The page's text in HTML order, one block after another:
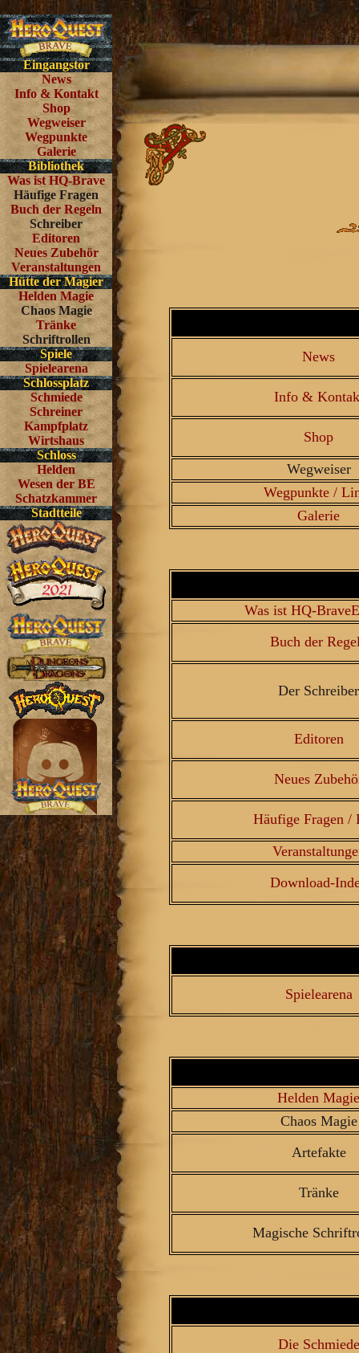
Eingangstor
News
Info & Kontakt
Shop
Wegweiser
Wegpunkte
Galerie
Bibliothek
Was ist HQ-Brave
Häufige Fragen
Buch der Regeln
Schreiber
Editoren
Neues Zubehör
Veranstaltungen
Hütte der Magier
Helden Magie
Chaos Magie
Tränke
Schriftrollen
Spiele
Spielearena
Schlossplatz
Schmiede
Schreiner
Kampfplatz
Wirtshaus
Schloss
Helden
Wesen der BE
Schatzkammer
Stadtteile
News
Info &
Shop
Wegweiser
Wegpunkte /
Galerie
Was ist HQ-
Buch der
Der Schreiber
Editoren
Neues
Häufige Fragen /
Download-
Spielearena
Helden Magie
Chaos Magie
Artefakte
Tränke
Magische
Die Schmiede